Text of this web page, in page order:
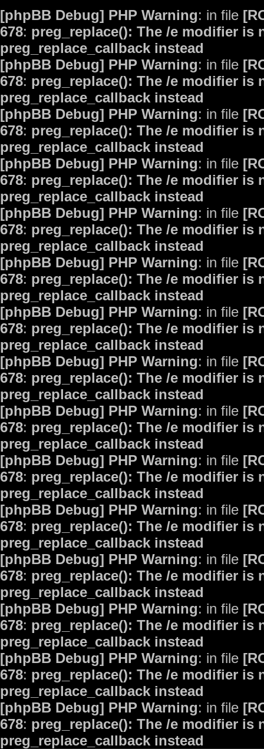
[phpBB Debug] PHP Warning: in file
678: preg_replace(): The /e modifier is
preg_replace_callback instead
[phpBB Debug] PHP Warning: in file
678: preg_replace(): The /e modifier is
preg_replace_callback instead
[phpBB Debug] PHP Warning: in file
678: preg_replace(): The /e modifier is
preg_replace_callback instead
[phpBB Debug] PHP Warning: in file
678: preg_replace(): The /e modifier is
preg_replace_callback instead
[phpBB Debug] PHP Warning: in file
678: preg_replace(): The /e modifier is
preg_replace_callback instead
[phpBB Debug] PHP Warning: in file
678: preg_replace(): The /e modifier is
preg_replace_callback instead
[phpBB Debug] PHP Warning: in file
678: preg_replace(): The /e modifier is
preg_replace_callback instead
[phpBB Debug] PHP Warning: in file
678: preg_replace(): The /e modifier is
preg_replace_callback instead
[phpBB Debug] PHP Warning: in file
678: preg_replace(): The /e modifier is
preg_replace_callback instead
[phpBB Debug] PHP Warning: in file
678: preg_replace(): The /e modifier is
preg_replace_callback instead
[phpBB Debug] PHP Warning: in file
678: preg_replace(): The /e modifier is
preg_replace_callback instead
[phpBB Debug] PHP Warning: in file
678: preg_replace(): The /e modifier is
preg_replace_callback instead
[phpBB Debug] PHP Warning: in file
678: preg_replace(): The /e modifier is
preg_replace_callback instead
[phpBB Debug] PHP Warning: in file
678: preg_replace(): The /e modifier is
preg_replace_callback instead
[phpBB Debug] PHP Warning: in file
678: preg_replace(): The /e modifier is
preg_replace_callback instead